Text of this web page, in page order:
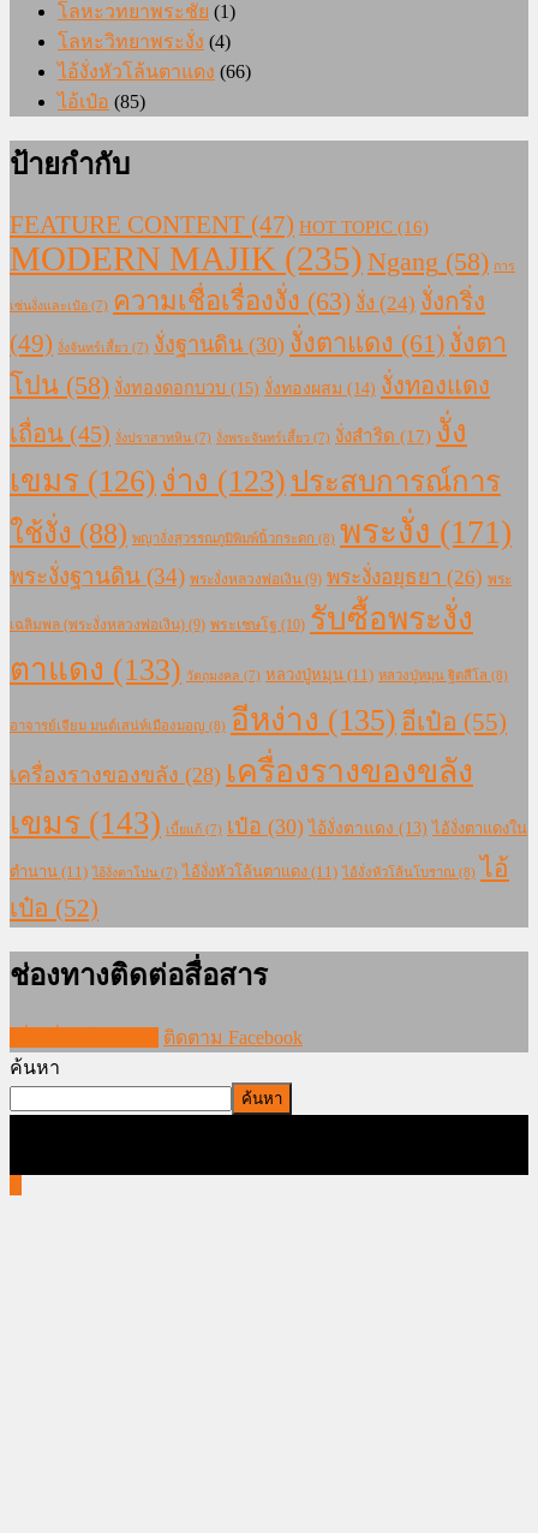
โลหะวทยาพระชัย (1)
โลหะวิทยาพระงั่ง (4)
ไอ้งั่งหัวโล้นตาแดง (66)
ไอ้เป๋อ (85)
ป้ายกำกับ
FEATURE CONTENT (47) HOT TOPIC (16)
MODERN MAJIK (235) Ngang (58) การ
เซ่นงั่งและเป๋อ (7) ความเชื่อเรื่องงั่ง (63) งั่ง (24) งั่งกริ่ง
(49) งั่งจันทร์เสี้ยว (7) งั่งฐานดิน (30) งั่งตาแดง (61) งั่งตา
โปน (58) งั่งทองดอกบวบ (15) งั่งทองผสม (14) งั่งทองแดง
เถื่อน (45) งั่งปราสาทหิน (7) งั่งพระจันทร์เสี้ยว (7) งั่งสำริด (17) งั่ง
เขมร (126) ง่าง (123) ประสบการณ์การ
ใช้งั่ง (88) พญางั่งสุวรรณภูมิพิมพ์นิ้วกระดก (8) พระงั่ง (171)
พระงั่งฐานดิน (34) พระงั่งหลวงพ่อเงิน (9) พระงั่งอยุธยา (26) พระ
เฉลิมพล (พระงั่งหลวงพ่อเงิน) (9) พระเชษโฐ (10) รับซื้อพระงั่ง
ตาแดง (133) วัตถุมงคล (7) หลวงปู่หมุน (11) หลวงปู่หมุน ฐิตสีโล (8)
อาจารย์เจียม มนต์เสน่ห์เมืองมอญ (8) อีหง่าง (135) อีเป๋อ (55)
เครื่องรางของขลัง (28) เครื่องรางของขลัง
เขมร (143) เบี้ยแก้ (7) เป๋อ (30) ไอ้งั่งตาแดง (13) ไอ้งั่งตาแดงใน
ตำนาน (11) ไอ้งั่งตาโปน (7) ไอ้งั่งหัวโล้นตาแดง (11) ไอ้งั่งหัวโล้นโบราณ (8) ไอ้
เป๋อ (52)
ช่องทางติดต่อสื่อสาร
ติดตาม Facebook
ค้นหา
ค้นหา